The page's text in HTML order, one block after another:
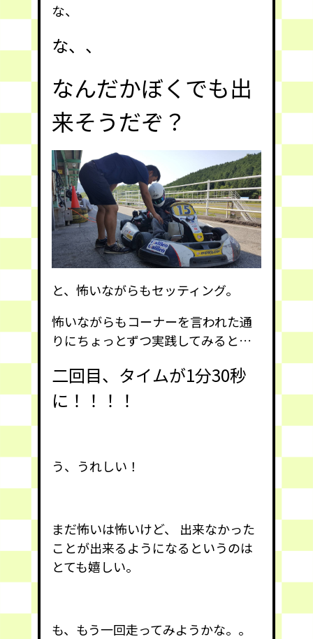
な、
な、、
なんだかぼくでも出
来そうだぞ？
と、怖いながらもセッティング。
怖いながらもコーナーを言われた通
りにちょっとずつ実践してみると…
二回目、タイムが1分30秒
に！！！！
う、うれしい！
まだ怖いは怖いけど、 出来なかった
ことが出来るようになるというのは
とても嬉しい。
も、もう一回走ってみようかな。。